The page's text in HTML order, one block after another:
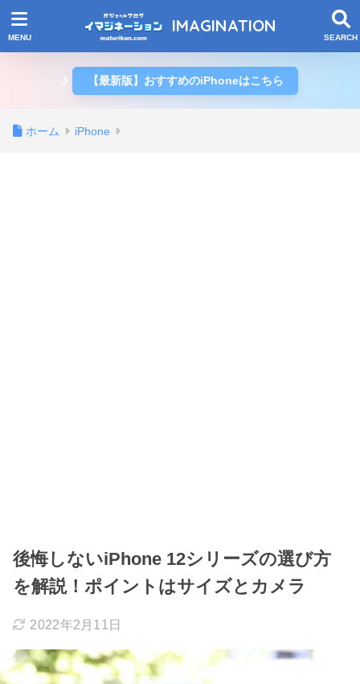
IMAGINATION
【最新版】おすすめのiPhoneはこちら
ホーム iPhone
後悔しないiPhone 12シリーズの選び方
を解説！ポイントはサイズとカメラ
2022年2月11日